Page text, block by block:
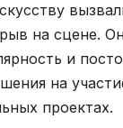
на сцене.
и
на
проектах.